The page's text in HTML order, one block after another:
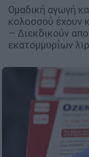
Ομαδική αγωγή
κολοσσού έχουν
– Διεκδικούν
εκατομμυρίων